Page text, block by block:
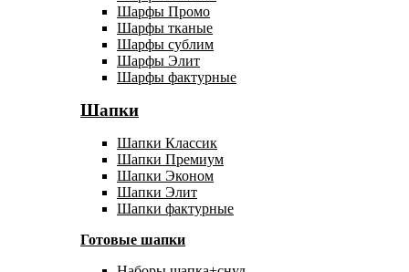
Шарфы Промо
Шарфы тканые
Шарфы сублим
Шарфы Элит
Шарфы фактурные
Шапки
Шапки Классик
Шапки Премиум
Шапки Эконом
Шапки Элит
Шапки фактурные
Готовые шапки